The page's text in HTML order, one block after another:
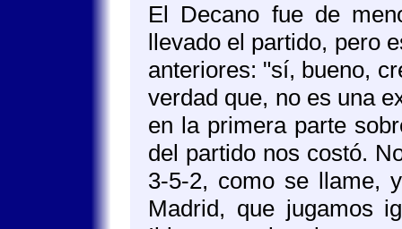
El Decano fue de
llevado el partido, pero
anteriores: "sí, bueno,
verdad que, no es una
en la primera parte
del partido nos costó.
3-5-2, como se llame,
Madrid, que jugamos